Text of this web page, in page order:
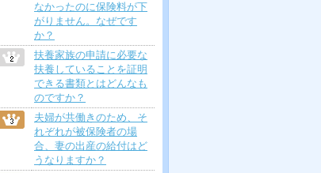
なかったのに保険料が下
がりません。なぜです
か？
扶養家族の申請に必要な
扶養していることを証明
できる書類とはどんなも
のですか？
夫婦が共働きのため、そ
れぞれが被保険者の場
合、妻の出産の給付はど
うなりますか？